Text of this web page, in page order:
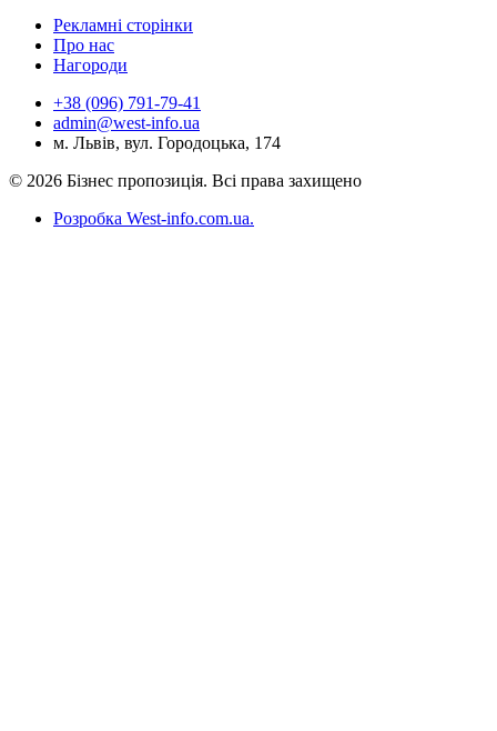
Рекламні сторінки
Про нас
Нагороди
+38 (096) 791-79-41
admin@west-info.ua
м. Львів, вул. Городоцька, 174
© 2026 Бізнес пропозиція. Всі права захищено
Розробка West-info.com.ua.